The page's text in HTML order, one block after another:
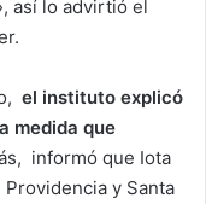
así lo advirtió el
el instituto explicó
medida que
informó que Iota
Providencia y Santa